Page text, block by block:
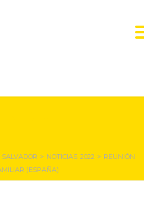
> NOTICIAS 2022> REUNIÓN
(ESPAÑA)